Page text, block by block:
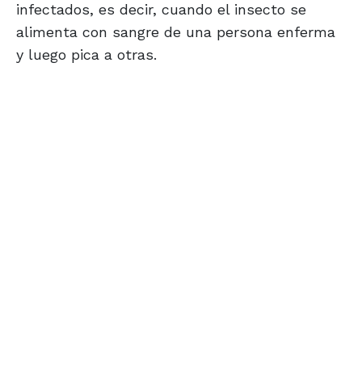
infectados, es decir, cuando el insecto se
alimenta con sangre de una persona enferma
y luego pica a otras.